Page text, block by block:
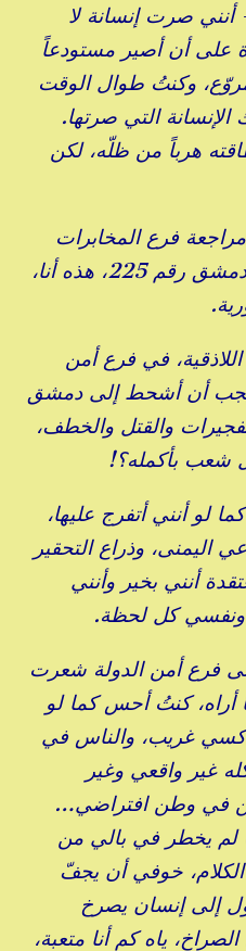
صرت إنسانة لا
على أن أصير مستودعاً
وكنتُ طوال الوقت
التي صرتها.
هرباً من ظلّه، لكن
فرع المخابرات
العامة في كفرسوسة في دمشق رقم 225، هذه أنا،
في فرع أمن
يجب أن أشحط إلى دمشق
والقتل والخطف،
شعب بأكمله؟!
لو أنني أتفرج عليها،
اليمنى، وذراع التحقير
أنني بخير وأنني
ونفسي كل لحظة.
فرع أمن الدولة شعرت
أراه، كنتُ أحس كما لو
غريب، والناس في
غير واقعي وغير
في وطن افتراضي…
يخطر في بالي من
خوفي أن يجفّ
إلى إنسان يصرخ
ياه كم أنا متعبة،